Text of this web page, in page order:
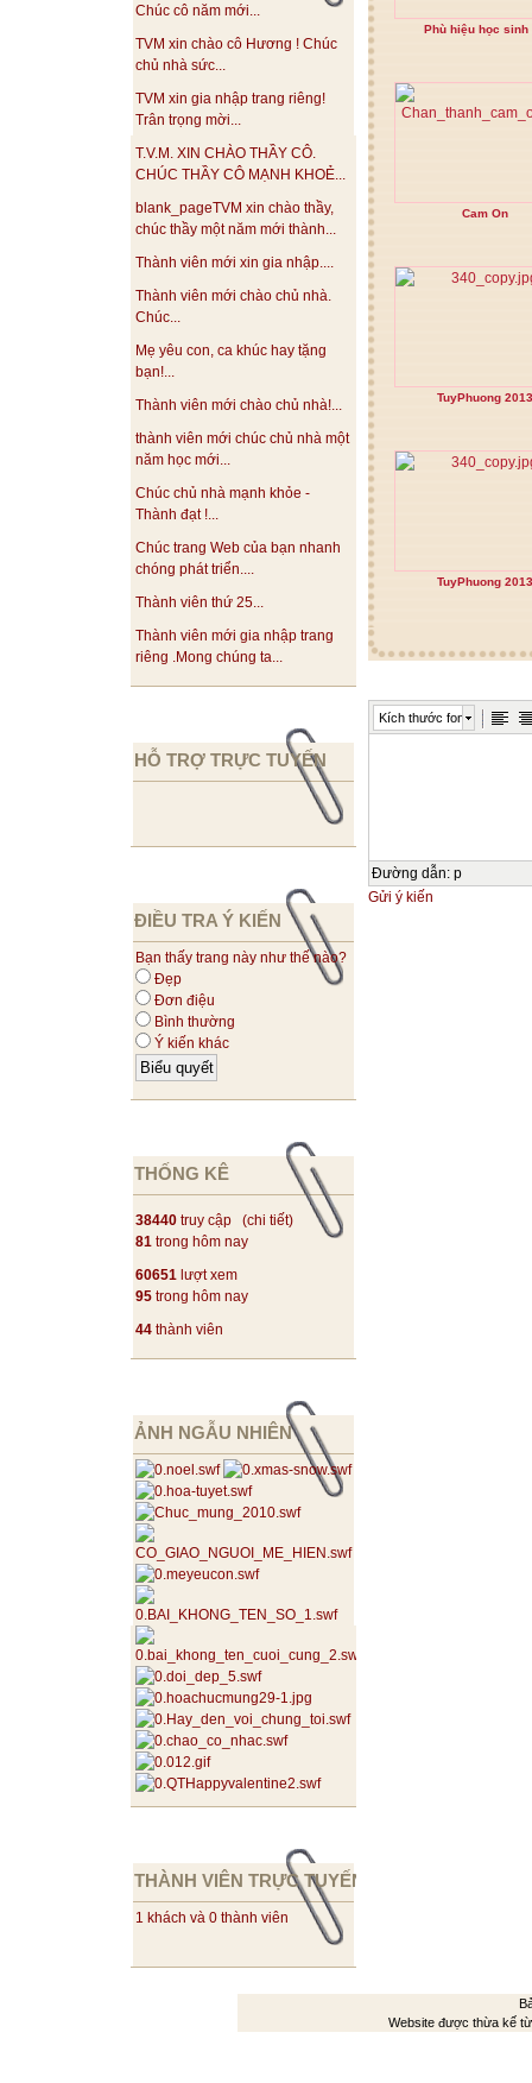
Chúc cô năm mới...
TVM xin chào cô Hương ! Chúc
chủ nhà sức...
TVM xin gia nhập trang riêng!
Trân trọng mời...
T.V.M. XIN CHÀO THẦY CÔ.
CHÚC THẦY CÔ MẠNH KHOẺ...
blank_pageTVM xin chào thầy,
chúc thầy một năm mới thành...
Thành viên mới xin gia nhập....
Thành viên mới chào chủ nhà.
Chúc...
Mẹ yêu con, ca khúc hay tặng
bạn!...
Thành viên mới chào chủ nhà!...
thành viên mới chúc chủ nhà một
năm học mới...
Chúc chủ nhà mạnh khỏe -
Thành đạt !...
Chúc trang Web của bạn nhanh
chóng phát triển....
Thành viên thứ 25...
Thành viên mới gia nhập trang
riêng .Mong chúng ta...
HỖ TRỢ TRỰC TUYẾN
ĐIỀU TRA Ý KIẾN
Bạn thấy trang này như thế nào?
Đẹp
Đơn điệu
Bình thường
Ý kiến khác
THỐNG KÊ
38440 truy cập (chi tiết)
81 trong hôm nay
60651 lượt xem
95 trong hôm nay
44 thành viên
ẢNH NGẪU NHIÊN
THÀNH VIÊN TRỰC TUYẾN
1 khách và 0 thành viên
Phù hiệu học sinh
Cam On
TuyPhuong 2013
TuyPhuong 2013
Kích thước font
Đường dẫn: p
Gửi ý kiến
Website được thừa kế